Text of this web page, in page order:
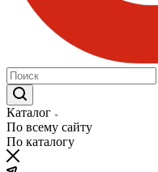
Каталог
По всему сайту
По каталогу